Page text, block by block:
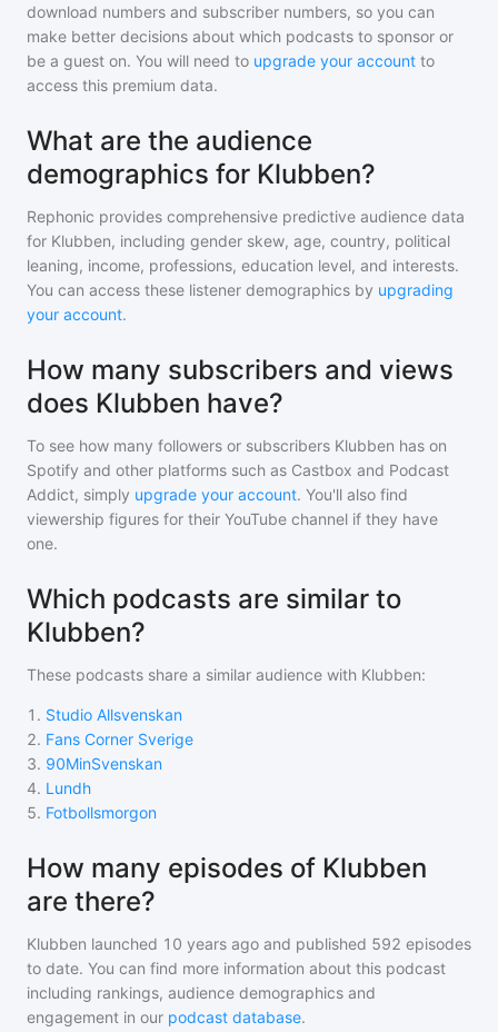
download numbers and subscriber numbers, so you can
make better decisions about which podcasts to sponsor or
be a guest on. You will need to upgrade your account to
access this premium data.
What are the audience
demographics for Klubben?
Rephonic provides comprehensive predictive audience data
for Klubben, including gender skew, age, country, political
leaning, income, professions, education level, and interests.
You can access these listener demographics by upgrading
your account.
How many subscribers and views
does Klubben have?
To see how many followers or subscribers Klubben has on
Spotify and other platforms such as Castbox and Podcast
Addict, simply upgrade your account. You'll also find
viewership figures for their YouTube channel if they have
one.
Which podcasts are similar to
Klubben?
These podcasts share a similar audience with Klubben:
1 . Studio Allsvenskan
2. Fans Corner Sverige
3. 90MinSvenskan
4. Lundh
5. Fotbollsmorgon
How many episodes of Klubben
are there?
Klubben launched 10 years ago and published 592 episodes
to date. You can find more information about this podcast
including rankings, audience demographics and
engagement in our podcast database.